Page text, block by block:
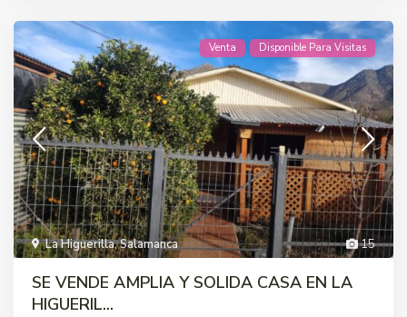
15
La Higuerilla,Salamanca
Venta Disponible Para Visitas
SE VENDE AMPLIA Y SOLIDA CASA EN LA
HIGUERIL...